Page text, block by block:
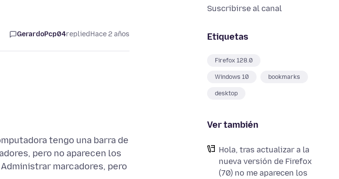
Suscribirse al canal
Etiquetas
Firefox 128.0
Windows 10 bookmarks
desktop
Ver también
Hola, tras actualizar a la
nueva versión de Firefox
(70) no me aparecen los
GerardoPcp04repliedHace 2 años
tengo una barra de
pero no aparecen los
marcadores, pero